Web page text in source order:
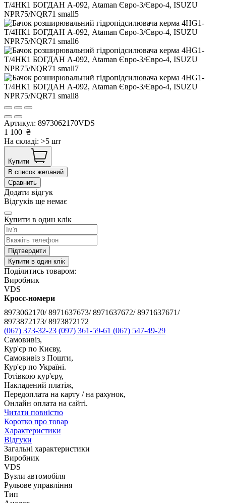
Артикул: 8973062170VDS
1 100 ₴
На складі: >5 шт
Купити
В список желаний
Сравнить
Додати відгук
Відгуків ще немає
Купити в один клік
Підтвердити
Купити в один клік
Поділитись товаром:
Виробник
VDS
Кросс-номери
8973062170/ 8971637673/ 8971637672/ 8971637671/
8973872173/ 8973872172
(067) 373-32-23 (097) 361-59-61 (067) 547-49-29
Самовивіз,
Кур'єр по Києву,
Самовивіз з Пошти,
Кур'єр по Україні.
Готівкою кур'єру,
Накладений платіж,
Передоплата на карту / на рахунок,
Онлайн оплата на сайті.
Читати повністю
Коротко про товар
Характеристики
Відгуки
Загальні характеристики
Виробник
VDS
Вузли автомобіля
Рульове управління
Тип